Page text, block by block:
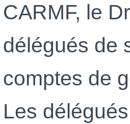
CARMF, le
délégués de
comptes de
Les